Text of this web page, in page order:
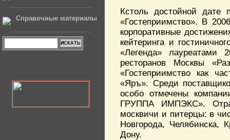
Справочные материалы
Кстоль достойной дате
«Гостеприимство». В
корпоративные
кейтеринга и
«Легенда» лауреатами
ресторанов Москвы
«Гостеприимство как
«Яръ». Среди
особо отмечены
ГРУППА ИМПЭКС».
москвичи и питерцы: в
Новгорода, Челябинска,
Дону.